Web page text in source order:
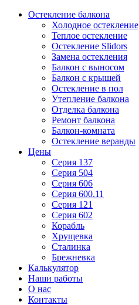
Остекление балкона
Холодное остекление
Теплое остекление
Остекление Slidors
Замена остекления
Балкон с выносом
Балкон с крышей
Остекление в пол
Утепление балкона
Отделка балкона
Ремонт балкона
Балкон-комната
Остекление веранды
Цены
Серия 137
Серия 504
Серия 606
Серия 600.11
Серия 121
Серия 602
Корабль
Хрущевка
Сталинка
Брежневка
Калькулятор
Наши работы
О нас
Контакты